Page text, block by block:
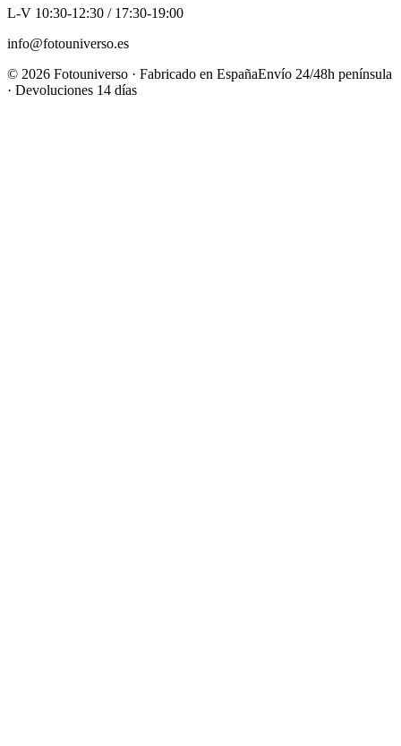
L-V 10:30-12:30 / 17:30-19:00
info@fotouniverso.es
© 2026 Fotouniverso · Fabricado en EspañaEnvío 24/48h península
· Devoluciones 14 días